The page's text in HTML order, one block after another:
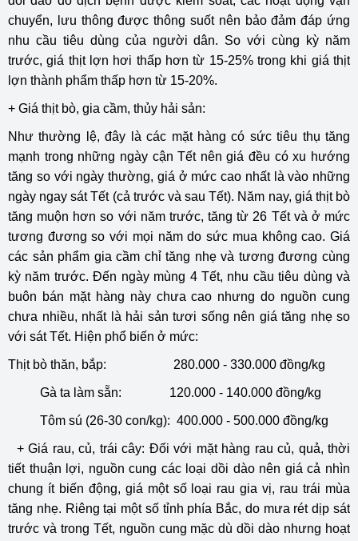
chuyển, lưu thông được thông suốt nên bảo đảm đáp ứng
nhu cầu tiêu dùng của người dân. So với cùng kỳ năm
trước, giá thịt lợn hơi thấp hơn từ 15-25% trong khi giá thịt
lợn thành phẩm thấp hơn từ 15-20%.
+ Giá thịt bò, gia cầm, thủy hải sản:
Như thường lệ, đây là các mặt hàng có sức tiêu thụ tăng
mạnh trong những ngày cận Tết nên giá đều có xu hướng
tăng so với ngày thường, giá ở mức cao nhất là vào những
ngày ngay sát Tết (cả trước và sau Tết). Năm nay, giá thịt bò
tăng muộn hơn so với năm trước, tăng từ 26 Tết và ở mức
tương đương so với mọi năm do sức mua không cao. Giá
các sản phẩm gia cầm chỉ tăng nhẹ và tương đương cùng
kỳ năm trước. Đến ngày mùng 4 Tết, nhu cầu tiêu dùng và
buôn bán mặt hàng này chưa cao nhưng do nguồn cung
chưa nhiều, nhất là hải sản tươi sống nên giá tăng nhẹ so
với sát Tết. Hiện phổ biến ở mức:
Thịt bò thăn, bắp: 280.000 - 330.000 đồng/kg
Gà ta làm sẵn: 120.000 - 140.000 đồng/kg
Tôm sú (26-30 con/kg): 400.000 - 500.000 đồng/kg
+ Giá rau, củ, trái cây: Đối với mặt hàng rau củ, quả, thời
tiết thuận lợi, nguồn cung các loại dồi dào nên giá cả nhìn
chung ít biến động, giá một số loại rau gia vị, rau trái mùa
tăng nhẹ. Riêng tại một số tỉnh phía Bắc, do mưa rét dịp sát
trước và trong Tết, nguồn cung mặc dù dồi dào nhưng hoạt